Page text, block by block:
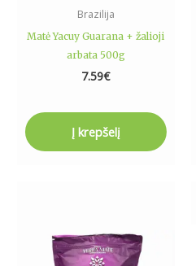
Brazilija
Matė Yacuy Guarana + žalioji
arbata 500g
7.59€
Į krepšelį